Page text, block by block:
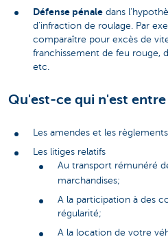
Défense pénale dans
d'infraction de roulage. Par
comparaître pour excès de
franchissement de feu rouge,
etc.
Qu'est-ce qui n'est entre
Les amendes et les
Les litiges relatifs
Au transport rémunéré
marchandises;
A la participation à des
régularité;
A la location de votre